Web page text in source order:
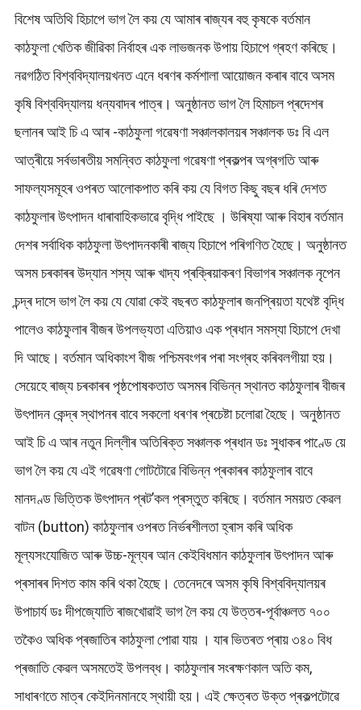
বিশেষ অতিথি হিচাপে ভাগ লৈ কয় যে আমাৰ ৰাজ্যৰ বহু কৃষকে বৰ্তমান
কাঠফুলা খেতিক জীৱিকা নিৰ্বাহৰ এক লাভজনক উপায় হিচাপে গ্ৰহণ কৰিছে।
নৱগঠিত বিশ্ববিদ্যালয়খনত এনে ধৰণৰ কৰ্মশালা আয়োজন কৰাৰ বাবে অসম
কৃষি বিশ্ববিদ্যালয় ধন্যবাদৰ পাত্ৰ। অনুষ্ঠানত ভাগ লৈ হিমাচল প্ৰদেশৰ
ছলানৰ আই চি এ আৰ -কাঠফুলা গৱেষণা সঞ্চালকালয়ৰ সঞ্চালক ডঃ বি এল
আত্ৰীয়ে সৰ্বভাৰতীয় সমন্বিত কাঠফুলা গৱেষণা প্ৰকল্পৰ অগ্ৰগতি আৰু
সাফল্যসমূহৰ ওপৰত আলোকপাত কৰি কয় যে বিগত কিছু বছৰ ধৰি দেশত
কাঠফুলাৰ উৎপাদন ধাৰাবাহিকভাৱে বৃদ্ধি পাইছে । উৰিষ্যা আৰু বিহাৰ বৰ্তমান
দেশৰ সৰ্বাধিক কাঠফুলা উৎপাদনকাৰী ৰাজ্য হিচাপে পৰিগণিত হৈছে। অনুষ্ঠানত
অসম চৰকাৰৰ উদ্যান শস্য আৰু খাদ্য প্ৰক্ৰিয়াকৰণ বিভাগৰ সঞ্চালক নৃপেন
চন্দ্ৰ দাসে ভাগ লৈ কয় যে যোৱা কেই বছৰত কাঠফুলাৰ জনপ্ৰিয়তা যথেষ্ট বৃদ্ধি
পালেও কাঠফুলাৰ বীজৰ উপলভ্যতা এতিয়াও এক প্ৰধান সমস্যা হিচাপে দেখা
দি আছে। বৰ্তমান অধিকাংশ বীজ পশ্চিমবংগৰ পৰা সংগ্ৰহ কৰিবলগীয়া হয়।
সেয়েহে ৰাজ্য চৰকাৰৰ পৃষ্ঠপোষকতাত অসমৰ বিভিন্ন স্থানত কাঠফুলাৰ বীজৰ
উৎপাদন কেন্দ্ৰ স্থাপনৰ বাবে সকলো ধৰণৰ প্ৰচেষ্টা চলোৱা হৈছে। অনুষ্ঠানত
আই চি এ আৰ নতুন দিল্লীৰ অতিৰিক্ত সঞ্চালক প্ৰধান ডঃ সুধাকৰ পাণ্ডে য়ে
ভাগ লৈ কয় যে এই গৱেষণা গোটটোৱে বিভিন্ন প্ৰকাৰৰ কাঠফুলাৰ বাবে
মানদণ্ড ভিত্তিক উৎপাদন প্ৰট’কল প্ৰস্তুত কৰিছে। বৰ্তমান সময়ত কেৱল
বাটন (button) কাঠফুলাৰ ওপৰত নিৰ্ভৰশীলতা হ্ৰাস কৰি অধিক
মূল্যসংযোজিত আৰু উচ্চ-মূল্যৰ আন কেইবিধমান কাঠফুলাৰ উৎপাদন আৰু
প্ৰসাৰৰ দিশত কাম কৰি থকা হৈছে। তেনেদৰে অসম কৃষি বিশ্ববিদ্যালয়ৰ
উপাচাৰ্য ডঃ দীপজ্যোতি ৰাজখোৱাই ভাগ লৈ কয় যে উত্তৰ-পূৰ্বাঞ্চলত ৭০০
তকৈও অধিক প্ৰজাতিৰ কাঠফুলা পোৱা যায় । যাৰ ভিতৰত প্ৰায় ৩৪০ বিধ
প্ৰজাতি কেৱল অসমতেই উপলব্ধ। কাঠফুলাৰ সংৰক্ষণকাল অতি কম,
সাধাৰণতে মাত্ৰ কেইদিনমানহে স্থায়ী হয়। এই ক্ষেত্ৰত উক্ত প্ৰকল্পটোৱে